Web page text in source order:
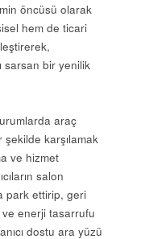
öncüsü olarak
hem de ticari
sarsan bir yenilik
araç
şekilde karşılamak
ve hizmet
salon
park ettirip, geri
ve enerji tasarrufu
dostu ara yüzü